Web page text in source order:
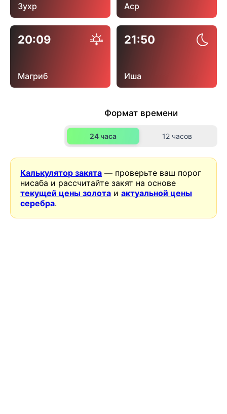
Зухр Аср
20:09
Магриб
21:50
Иша
Формат времени
24 часа 12 часов
Калькулятор закята — проверьте ваш порог
нисаба и рассчитайте закят на основе
текущей цены золота иактуальной цены
серебра.